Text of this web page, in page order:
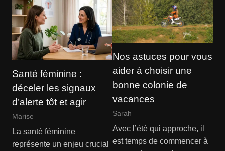
Santé féminine :
déceler les signaux
d’alerte tôt et agir
Marise
La santé féminine
représente un enjeu crucial
Nos astuces pour vous
aider à choisir une
bonne colonie de
vacances
Sarah
Avec l’été qui approche, il
est temps de commencer à